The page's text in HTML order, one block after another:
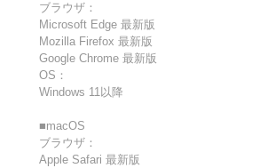
ブラウザ：
Microsoft Edge 最新版
Mozilla Firefox 最新版
Google Chrome 最新版
OS：
Windows 11以降
■macOS
ブラウザ：
Apple Safari 最新版